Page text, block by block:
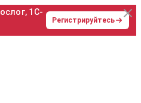
1С-
Регистрируйтесь